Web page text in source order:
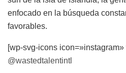
enfocado en la búsqueda
favorables.
[wp-svg-icons icon=»instagram»
@wastedtalentintl